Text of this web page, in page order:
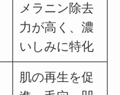
メラニン除去
力が高く、濃
いしみに特化
肌の再生を促